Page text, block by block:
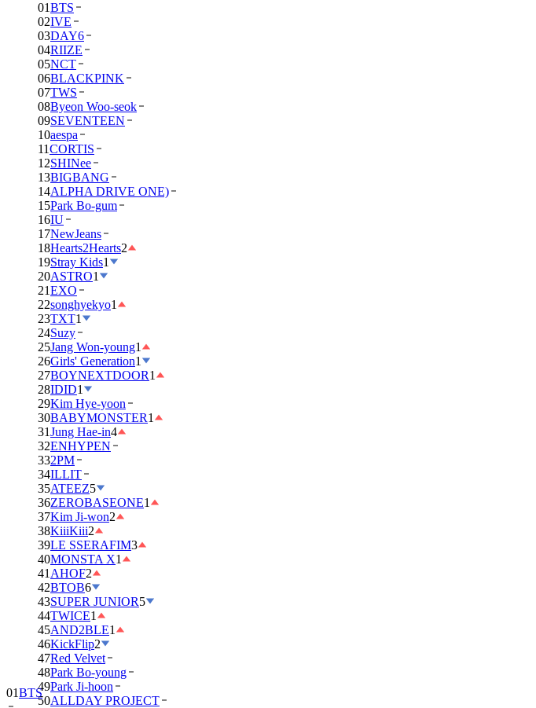
01BTS
02IVE
03DAY6
04RIIZE
05NCT
06BLACKPINK
07TWS
08Byeon Woo-seok
09SEVENTEEN
10aespa
11CORTIS
12SHINee
13BIGBANG
14ALPHA DRIVE ONE)
15Park Bo-gum
16IU
17NewJeans
18Hearts2Hearts2
19Stray Kids1
20ASTRO1
21EXO
22songhyekyo1
23TXT1
24Suzy
25Jang Won-young1
26Girls' Generation1
27BOYNEXTDOOR1
28IDID1
29Kim Hye-yoon
30BABYMONSTER1
31Jung Hae-in4
32ENHYPEN
332PM
34ILLIT
35ATEEZ5
36ZEROBASEONE1
37Kim Ji-won2
38KiiiKiii2
39LE SSERAFIM3
40MONSTA X1
41 AHOF2
42BTOB6
43SUPER JUNIOR5
44TWICE1
45AND2BLE1
46KickFlip2
47Red Velvet
48Park Bo-young
49Park Ji-hoon
50ALLDAY PROJECT
01BTS